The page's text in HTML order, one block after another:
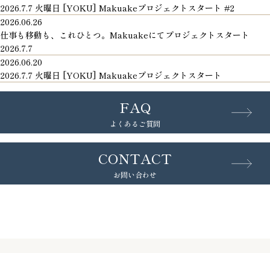
2026.7.7 火曜日 [YOKU] Makuakeプロジェクトスタート #2
2026.06.26
仕事も移動も、これひとつ。Makuakeにてプロジェクトスタート
2026.7.7
2026.06.20
2026.7.7 火曜日 [YOKU] Makuakeプロジェクトスタート
FAQ
よくあるご質問
CONTACT
お問い合わせ